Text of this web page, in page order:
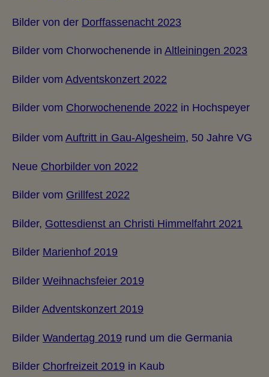
Bilder von der Dorffassenacht 2023
Bilder vom Chorwochenende in Altleiningen 2023
Bilder vom Adventskonzert 2022
Bilder vom Chorwochenende 2022 in Hochspeyer
Bilder vom Auftritt in Gau-Algesheim, 50 Jahre VG
Neue Chorbilder von 2022
Bilder vom Grillfest 2022
Bilder, Gottesdienst an Christi Himmelfahrt 2021
Bilder Marienhof 2019
Bilder Weihnachsfeier 2019
Bilder Adventskonzert 2019
Bilder Wandertag 2019 rund um die Germania
Bilder Chorfreizeit 2019 in Kaub